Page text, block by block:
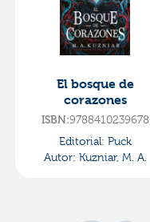
El bosque de
corazones
ISBN:9788410239678
Editorial: Puck
Autor: Kuzniar, M. A.